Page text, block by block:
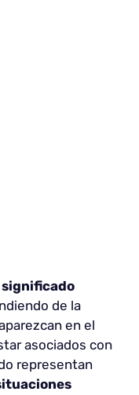
de la
en el
asociados con
representan